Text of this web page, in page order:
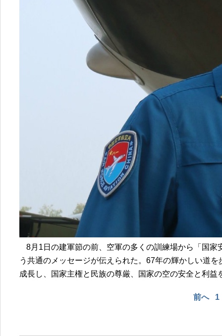
8月1日の建軍節の前、空軍の多くの訓練場から「国
う共通のメッセージが伝えられた。67年の輝かしい道
成長し、国家主権と民族の尊厳、国家の空の安全と利益
前へ 1